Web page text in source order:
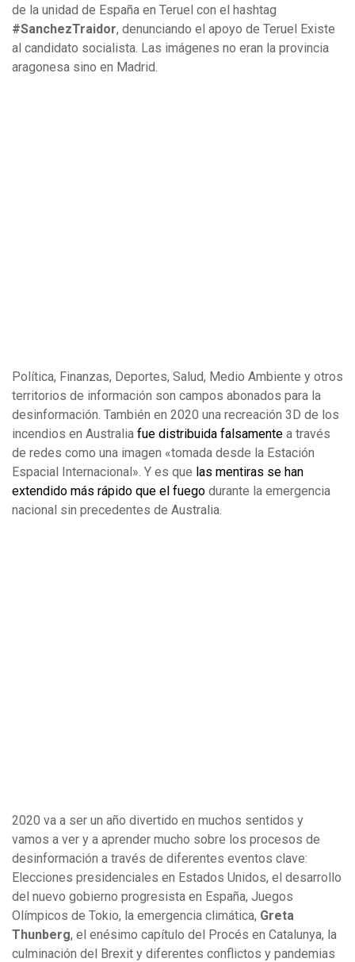
de la unidad de España en Teruel con el hashtag
#SanchezTraidor, denunciando el apoyo de Teruel Existe
al candidato socialista. Las imágenes no eran la provincia
aragonesa sino en Madrid.
Política, Finanzas, Deportes, Salud, Medio Ambiente y otros
territorios de información son campos abonados para la
desinformación. También en 2020 una recreación 3D de los
incendios en Australia fue distribuida falsamente a través
de redes como una imagen «tomada desde la Estación
Espacial Internacional». Y es que las mentiras se han
extendido más rápido que el fuego durante la emergencia
nacional sin precedentes de Australia.
2020 va a ser un año divertido en muchos sentidos y
vamos a ver y a aprender mucho sobre los procesos de
desinformación a través de diferentes eventos clave:
Elecciones presidenciales en Estados Unidos, el desarrollo
del nuevo gobierno progresista en España, Juegos
Olímpicos de Tokio, la emergencia climática, Greta
Thunberg, el enésimo capítulo del Procés en Catalunya, la
culminación del Brexit y diferentes conflictos y pandemias